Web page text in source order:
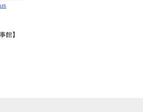
館】